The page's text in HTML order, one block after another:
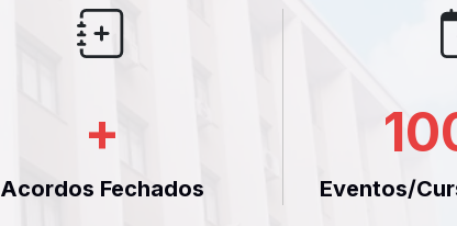
+
Acordos Fechados Eventos/